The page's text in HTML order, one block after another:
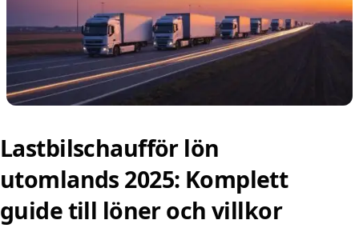
Lastbilschaufför lön
utomlands 2025: Komplett
guide till löner och villkor